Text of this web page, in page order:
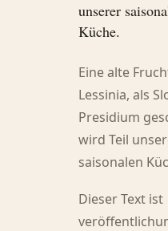
unserer
Küche.
Eine alte
Lessinia, als
Presidium
wird Teil
saisonalen
Dieser Text ist